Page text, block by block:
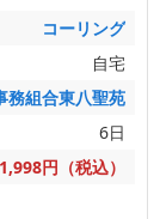
コーリング
自宅
務組合東八聖苑
6日
円（税込）